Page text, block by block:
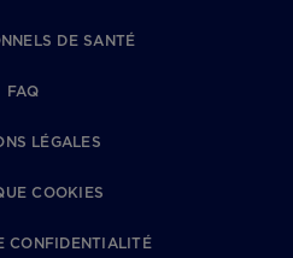
DE SANTÉ
FAQ
LÉGALES
COOKIES
CONFIDENTIALITÉ